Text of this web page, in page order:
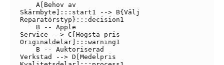
    A[Behov av
Skärmbyte]:::start1 --> B{Välj
Reparatörstyp}:::decision1
    B -- Apple
Service --> C[Högsta pris
Originaldelar]:::warning1
    B -- Auktoriserad
Verkstad --> D[Medelpris